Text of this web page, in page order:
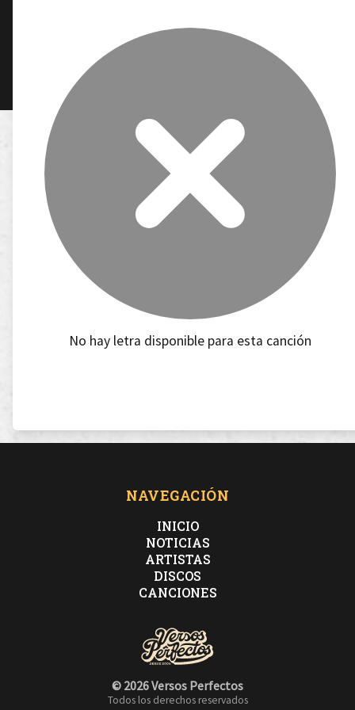
No hay letra disponible para esta canción
NAVEGACIÓN
INICIO
NOTICIAS
ARTISTAS
DISCOS
CANCIONES
© 2026 Versos Perfectos
Todos los derechos reservados